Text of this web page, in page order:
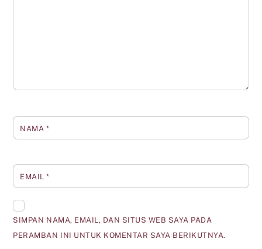
NAMA *
EMAIL*
SIMPAN NAMA, EMAIL, DAN SITUS WEB SAYA PADA
PERAMBAN INI UNTUK KOMENTAR SAYA BERIKUTNYA.